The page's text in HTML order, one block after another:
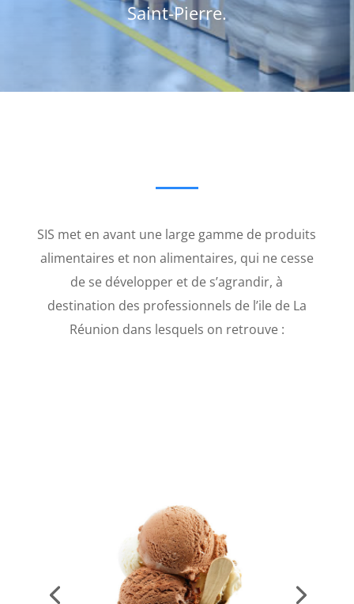
Saint-Pierre.
SIS met en avant une large gamme de produits
alimentaires et non alimentaires, qui ne cesse
de se développer et de s’agrandir, à
destination des professionnels de l’ile de La
Réunion dans lesquels on retrouve :